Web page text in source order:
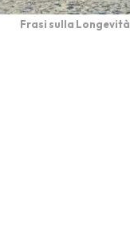
Frasi sulla Longevità